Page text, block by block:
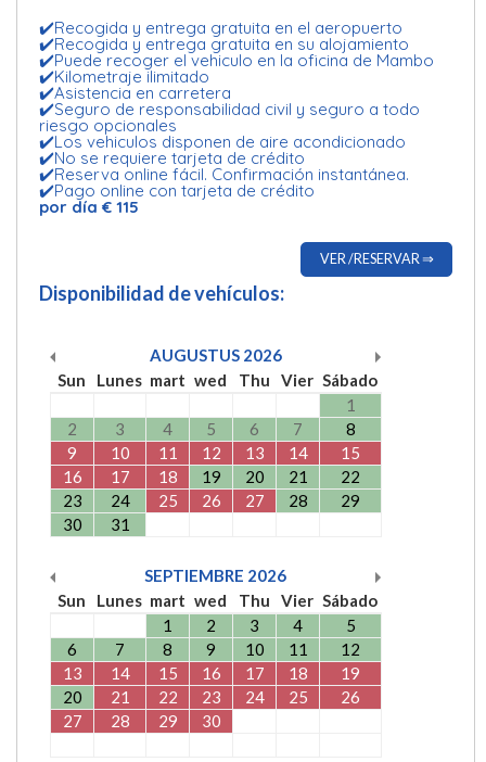
✔️Recogida y entrega gratuita en el aeropuerto
✔️Recogida y entrega gratuita en su alojamiento
✔️Puede recoger el vehiculo en la oficina de Mambo
✔️Kilometraje ilimitado
✔️Asistencia en carretera
✔️Seguro de responsabilidad civil y seguro a todo
riesgo opcionales
✔️Los vehiculos disponen de aire acondicionado
✔️No se requiere tarjeta de crédito
✔️Reserva online fácil. Confirmación instantánea.
✔️Pago online con tarjeta de crédito
por día € 115
VER /RESERVAR ⇒
Disponibilidad de vehículos:
AUGUSTUS 2026
Sun
Lunes mart wed Thu Vier Sábado
1
2
3 4 5 6 7
8
9
10 11 12 13 14
15
16
17 18 19 20 21
22
23
24 25 26 27 28
29
30
31
SEPTIEMBRE 2026
Sun
Lunes mart wed Thu Vier Sábado
1
2 3 4
5
6
7 8 9 10 11
12
13
14 15 16 17 18
19
20
21 22 23 24 25
26
27
28 29 30